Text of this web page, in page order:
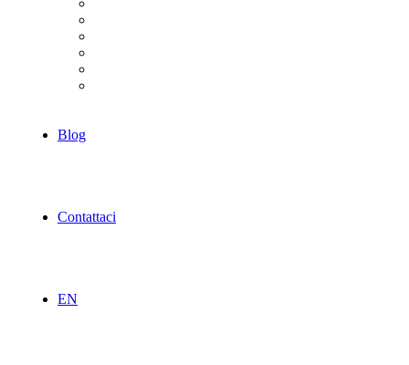
Blog
Contattaci
EN